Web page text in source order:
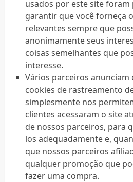
usados ​​por este site
garantir que você forneça
relevantes sempre que
anonimamente seus
coisas semelhantes que
interesse.
Vários parceiros anunciam
cookies de rastreamento
simplesmente nos
clientes acessaram o site
de nossos parceiros, para
los adequadamente e,
que nossos parceiros
qualquer promoção que
fazer uma compra.